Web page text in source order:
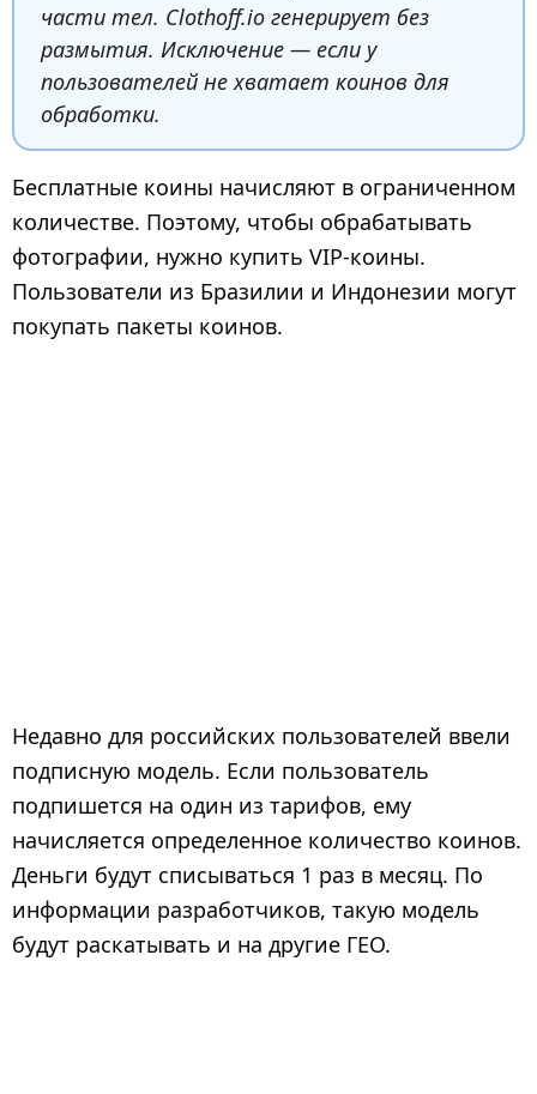
части тел. Clothoff.io генерирует без
размытия. Исключение — если у
пользователей не хватает коинов для
обработки.
Бесплатные коины начисляют в ограниченном
количестве. Поэтому, чтобы обрабатывать
фотографии, нужно купить VIP-коины.
Пользователи из Бразилии и Индонезии могут
покупать пакеты коинов.
Недавно для российских пользователей ввели
подписную модель. Если пользователь
подпишется на один из тарифов, ему
начисляется определенное количество коинов.
Деньги будут списываться 1 раз в месяц. По
информации разработчиков, такую модель
будут раскатывать и на другие ГЕО.